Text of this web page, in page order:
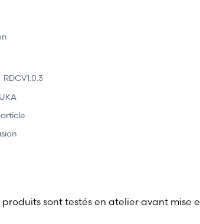
RDCV1.0.3
article
produits sont testés en atelier avant mise